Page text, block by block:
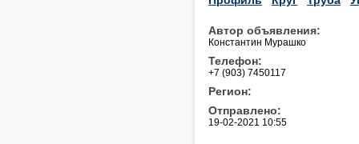
Автор объявления:
Константин Мурашко
Телефон:
+7 (903) 7450117
Регион:
Отправлено:
19-02-2021 10:55